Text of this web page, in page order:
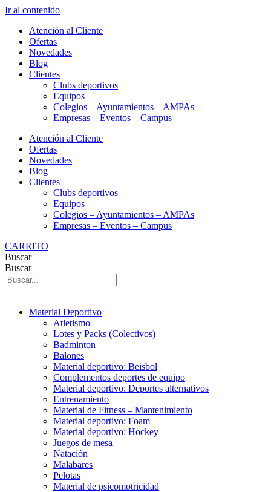
Ir al contenido
Atención al Cliente
Ofertas
Novedades
Blog
Clientes
Clubs deportivos
Equipos
Colegios – Ayuntamientos – AMPAs
Empresas – Eventos – Campus
Atención al Cliente
Ofertas
Novedades
Blog
Clientes
Clubs deportivos
Equipos
Colegios – Ayuntamientos – AMPAs
Empresas – Eventos – Campus
CARRITO
Buscar
Buscar
Material Deportivo
Atletismo
Lotes y Packs (Colectivos)
Badminton
Balones
Material deportivo: Beisbol
Complementos deportes de equipo
Material deportivo: Deportes alternativos
Entrenamiento
Material de Fitness – Mantenimiento
Material deportivo: Foam
Material deportivo: Hockey
Juegos de mesa
Natación
Malabares
Pelotas
Material de psicomotricidad